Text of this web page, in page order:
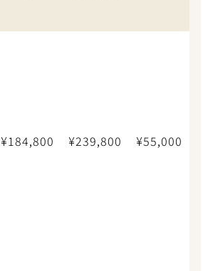
¥184,800 ¥239,800 ¥55,000